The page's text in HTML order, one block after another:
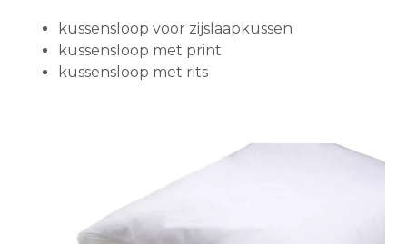
kussensloop voor zijslaapkussen
kussensloop met print
kussensloop met rits